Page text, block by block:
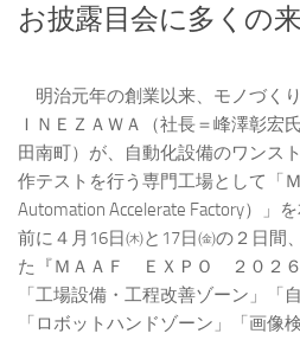
お披露目会に多くの
明治元年の創業以来、モノづく
ＩＮＥＺＡＷＡ（社長＝峰澤彰宏
田南町）が、自動化設備のワンス
作テストを行う専門工場として「
Automation Accelerate Factory）」
前に４月16日㈭と17日㈮の２日間
た『ＭＡＡＦ ＥＸＰＯ ２０２６
「工場設備・工程改善ゾーン」「
「ロボットハンドゾーン」「画像